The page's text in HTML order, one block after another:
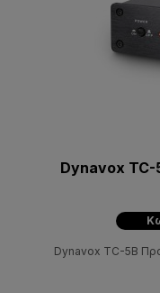
Dynavox TC-
Dynavox TC-5B